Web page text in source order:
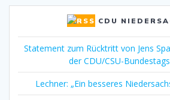
CDU
Statement zum Rücktritt von Jens
der CDU/CSU-
Lechner: „Ein besseres